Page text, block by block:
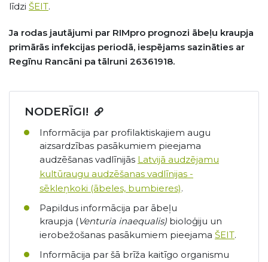
līdzi ŠEIT.
Ja rodas jautājumi par RIMpro prognozi ābeļu kraupja
primārās infekcijas periodā, iespējams sazināties ar
Regīnu Rancāni pa tālruni 26361918.
NODERĪGI!
Informācija par profilaktiskajiem augu
aizsardzības pasākumiem pieejama
audzēšanas vadlīnijās Latvijā audzējamu
kultūraugu audzēšanas vadlīnijas -
sēkleņkoki (ābeles, bumbieres).
Papildus informācija par ābeļu
kraupja (Venturia inaequalis) bioloģiju un
ierobežošanas pasākumiem pieejama ŠEIT.
Informācija par šā brīža kaitīgo organismu